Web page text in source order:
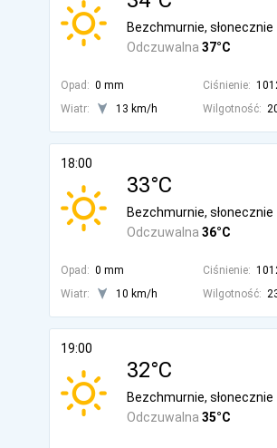
Odczuwalna 37°C
Bezchmurnie, słonecznie
Opad: 0 mm Ciśnienie:
Wiatr:
13 km/h Wilgotność:
18:00
33°C
Odczuwalna 36°C
Bezchmurnie, słonecznie
Opad: 0 mm Ciśnienie:
Wiatr:
10 km/h Wilgotność:
19:00
32°C
Odczuwalna 35°C
Bezchmurnie, słonecznie